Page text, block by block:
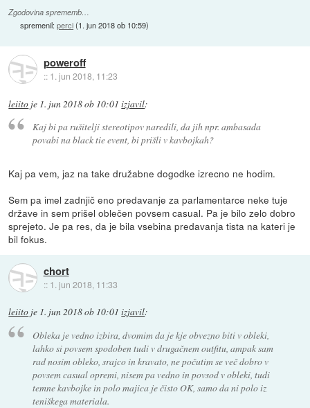
Zgodovina sprememb…
spremenil:perci(1. jun 2018 ob 10:59)
poweroff
:: 1. jun 2018, 11:23
leiito je 1. jun 2018 ob 10:01 izjavil:
Kaj bi pa rušitelji stereotipov naredili, da jih npr. ambasada
povabi na black tie event, bi prišli v kavbojkah?
Kaj pa vem, jaz na take družabne dogodke izrecno ne hodim.
Sem pa imel zadnjič eno predavanje za parlamentarce neke tuje
države in sem prišel oblečen povsem casual. Pa je bilo zelo dobro
sprejeto. Je pa res, da je bila vsebina predavanja tista na kateri je
bil fokus.
chort
:: 1. jun 2018, 11:33
leiito je 1. jun 2018 ob 10:01 izjavil:
Obleka je vedno izbira, dvomim da je kje obvezno biti v obleki,
lahko si povsem spodoben tudi v drugačnem outfitu, ampak sam
rad nosim obleko, srajco in kravato, ne počutim se več dobro v
povsem casual opremi, nisem pa vedno in povsod v obleki, tudi
temne kavbojke in polo majica je čisto OK, samo da ni polo iz
teniškega materiala.